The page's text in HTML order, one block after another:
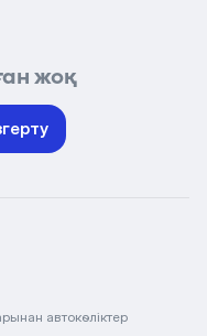
жоқ
автокөліктер